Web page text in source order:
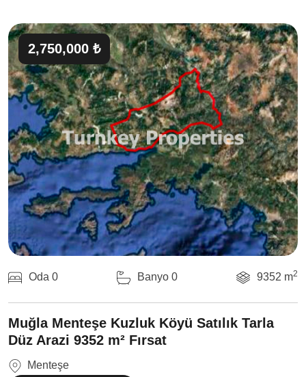
2,750,000 ₺
Oda 0 Banyo 0 9352 m2
Muğla Menteşe Kuzluk Köyü Satılık Tarla
Düz Arazi 9352 m² Fırsat
Menteşe